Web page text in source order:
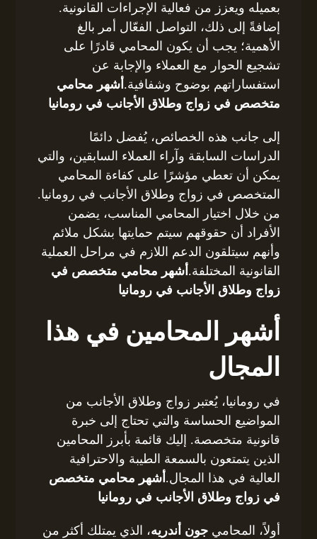
بعميله ويعزز من فعالية الإجراءات القانونية.
إضافةً إلى ذلك، التواصل الفعّال أمر بالغ
الأهمية؛ يجب أن يكون المحامي قادرًا على
تشجيع الحوار مع العملاء والإجابة عن
استفساراتهم بوضوح وشفافية. أشهر محامي
متخصص في زواج وطلاق الأجانب في رومانيا
إلى جانب هذه الخصائص، يُفضل دائمًا
الدراسات السابقة وآراء العملاء السابقين، والتي
يمكن أن تعطي مؤشرًا على كفاءة المحامي
المتخصص في زواج وطلاق الأجانب في رومانيا.
من خلال اختيار المحامي المناسب، يضمن
الأفراد أن حقوقهم سيتم حمايتها بشكل ملائم
وأنهم سيتلقون الدعم اللازم في مراحل العملية
القانونية المختلفة. أشهر محامي متخصص في
زواج وطلاق الأجانب في رومانيا
أشهر المحامين في هذا
المجال
في رومانيا، يُعتبر زواج وطلاق الأجانب من
المواضيع الحساسة والتي تحتاج إلى خبرة
قانونية متخصصة. إليك قائمة بأبرز المحامين
الذين يتمتعون بالسمعة الطيبة والاحترافية
العالية في هذا المجال. أشهر محامي متخصص
في زواج وطلاق الأجانب في رومانيا
أولاً، المحاميجون أندريه، الذي يمتلك أكثر من